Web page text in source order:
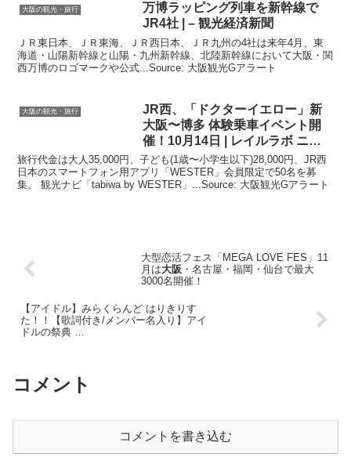
大阪の観光・旅行
万博ラッピング列車を新幹線で
JR4社 | –観光経済新聞
ＪＲ東日本、ＪＲ東海、ＪＲ西日本、ＪＲ九州の4社は来年4月、東
海道・山陽新幹線と山陽・九州新幹線、北陸新幹線において大阪・関
西万博のロゴマークや公式...Source: 大阪観光Gアラート
大阪の観光・旅行
JR西、「ドクターイエロー」新
大阪〜博多 体験乗車イベント開
催！10月14日 | レイルラボ ニュ
ース
旅行代金は大人35,000円、子ども(1歳〜小学生以下)28,000円、JR西
日本のスマートフォン用アプリ「WESTER」会員限定で50名を募
集。 観光ナビ「tabiwa by WESTER」...Source: 大阪観光Gアラート
大型恋活フェス「MEGA LOVE FES」11
月は大阪 ・名古屋・福岡・仙台で最大
3000名開催！
【アイドル】みらくらんど はりきりす
た！！【歌詞付き/メンバー名入り】アイ
ドルの祭典 …
コメント
コメントを書き込む